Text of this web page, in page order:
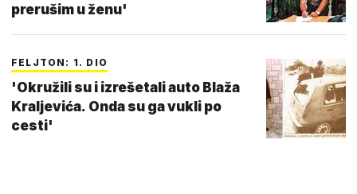
prerušim u ženu'
FELJTON: 1. DIO
'Okružili su i izrešetali auto Blaža
Kraljevića. Onda su ga vukli po
cesti'